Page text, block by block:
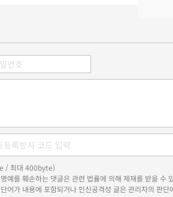
/ 최대 400byte)
예를 훼손하는 댓글은 관련 법률에 의해 제재를 받을 수
어가 내용에 포함되거나 인신공격성 글은 관리자의 판단